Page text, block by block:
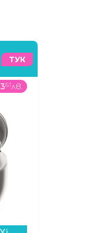
ТУК
61лв.